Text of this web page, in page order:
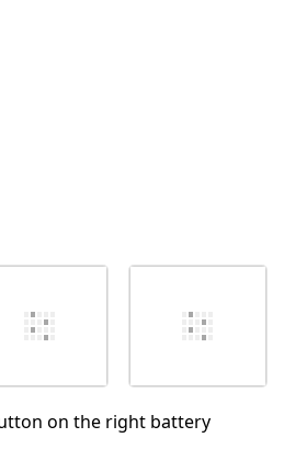
on the right battery